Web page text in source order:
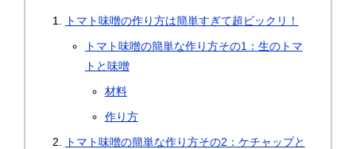
トマト味噌の作り方は簡単すぎて超ビックリ！
トマト味噌の簡単な作り方その1：生のトマ
トと味噌
材料
作り方
トマト味噌の簡単な作り方その2：ケチャップと